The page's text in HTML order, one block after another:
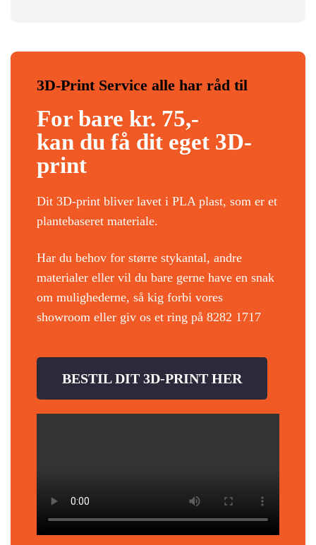
3D-Print Service alle har råd til
For bare kr. 75,-
kan du få dit eget 3D-
print
Dit 3D-print bliver lavet i PLA plast, som er et
plantebaseret materiale.
Har du behov for større stykantal, andre
materialer eller vil du bare gerne have en snak
om mulighederne, så kig forbi vores
showroom eller giv os et ring på 8282 1717
BESTIL DIT 3D-PRINT HER